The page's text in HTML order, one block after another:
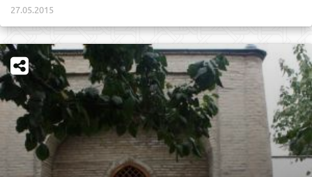
27.05.2015